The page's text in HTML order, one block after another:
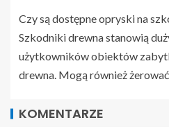
Czy są dostępne opryski na
Szkodniki drewna stanowią
użytkowników obiektów
drewna. Mogą również żerować...
KOMENTARZE